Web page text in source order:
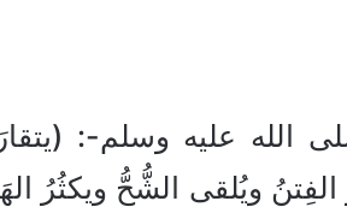
الله عليه وسلم-:
ويُلقى الشُّحُّ ويكثُرُ